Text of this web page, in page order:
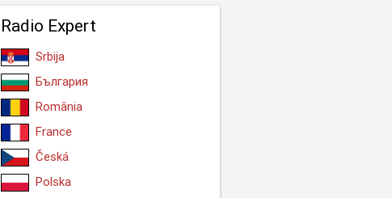
Radio Expert
Srbija
България
România
France
Česká
Polska